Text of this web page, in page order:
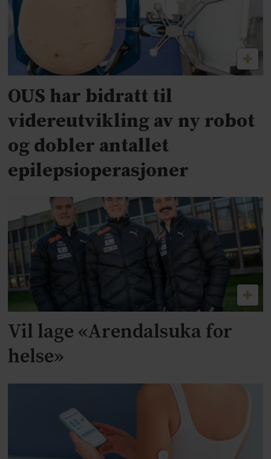
OUS har bidratt til
videreutvikling av ny robot
og dobler antallet
epilepsioperasjoner
Vil lage «Arendalsuka for
helse»